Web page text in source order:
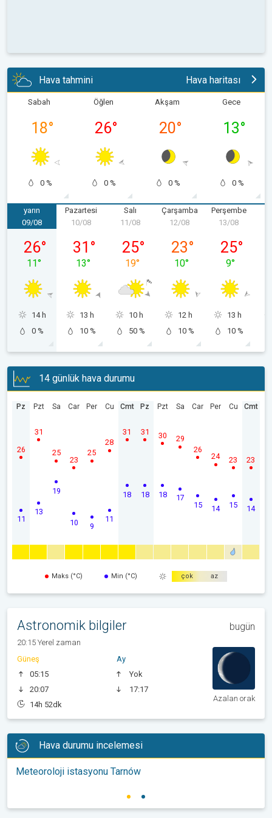
Hava tahmini Hava haritası
Sabah
18°
0 %
Öğlen
26°
0 %
Akşam
20°
0 %
Gece
13°
0 %
yarın
09/08 Pazar
09/08
26°
11°
14 h
0 %
Pazartesi
10/08 Pazartesi
10/08
31 °
13°
13 h
10 %
Salı
11/08
25°
19°
10 h
50 %
Çarşamba
12/08 Çarşamba
12/08
23°
10°
12 h
10 %
Perşembe
13/08
25°
9°
13 h
10 %
14 günlük hava durumu
Pz
11
26
Pzt
13
31
Sa
19
25
Car
10
23
Per
9
25
Cu
11
28
Cmt
18
31
Pz
18
31
Pzt
18
30
Sa
17
29
Car
15
26
Per
14
24
Cu
15
23
Cmt
14
23
Maks (°C) Min (°C) çok az
Astronomik bilgiler bugün
20:15 Yerel zaman
Güneş
05:15
20:07
14h 52dk
Ay
Yok
17:17
Azalan orak
Hava durumu incelemesi
Meteoroloji istasyonu Tarnów